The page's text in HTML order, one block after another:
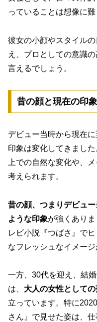
っていることは想像に難
彼女の小顔やスタイルの
え、プロとしての意識
言えるでしょう。
昔の顔と現在の印
デビュー当時から現在
印象は変化してきまし
上での自然な変化や、
考えられます。
昔の顔、つまりデビュ
ような印象が強くあり
レビ小説『つばさ』で
なフレッシュなイメージ
一方、30代を迎え、結
は、 大人の女性として
立っています。特に
さん』で見せた姿は、